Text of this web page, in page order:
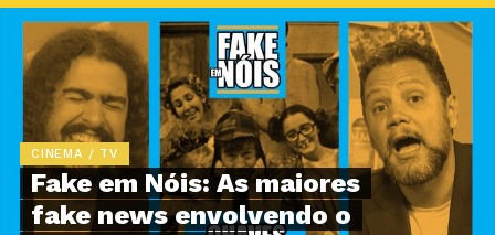
CINEMA / TV
Fake em Nóis: As maiores
fake news envolvendo o